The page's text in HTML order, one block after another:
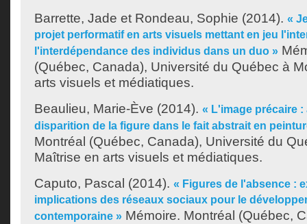
Barrette, Jade et Rondeau, Sophie (2014). «
projet performatif en arts visuels mettant en jeu
l'interdépendance des individus dans un duo »
(Québec, Canada), Université du Québec à
arts visuels et médiatiques.
Beaulieu, Marie-Ève (2014). « L'image précaire
disparition de la figure dans le fait abstrait en
Montréal (Québec, Canada), Université du
Maîtrise en arts visuels et médiatiques.
Caputo, Pascal (2014). « Figures de l'absence :
implications des réseaux sociaux pour le
contemporaine » Mémoire. Montréal (Québec,